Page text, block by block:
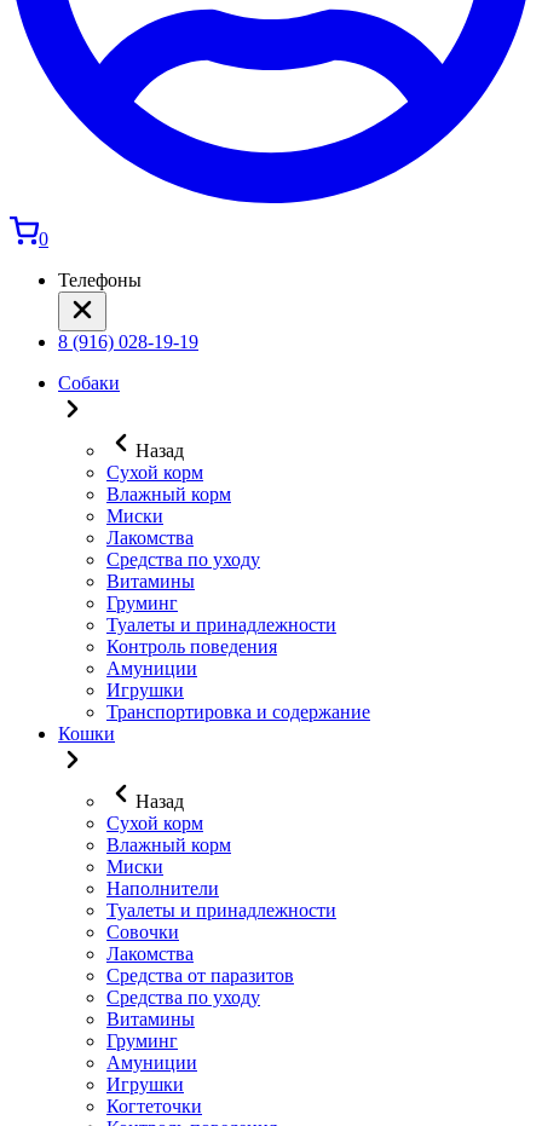
0
Телефоны
8 (916) 028-19-19
Собаки
Назад
Сухой корм
Влажный корм
Миски
Лакомства
Средства по уходу
Витамины
Груминг
Туалеты и принадлежности
Контроль поведения
Амуниции
Игрушки
Транспортировка и содержание
Кошки
Назад
Сухой корм
Влажный корм
Миски
Наполнители
Туалеты и принадлежности
Совочки
Лакомства
Средства от паразитов
Средства по уходу
Витамины
Груминг
Амуниции
Игрушки
Когтеточки